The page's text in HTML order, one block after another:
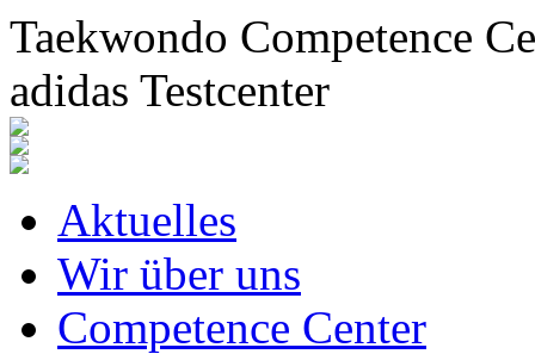
Taekwondo Competence
adidas Testcenter
Aktuelles
Wir über uns
Competence Center